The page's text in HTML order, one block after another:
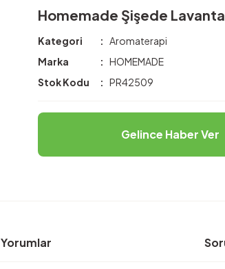
Homemade Şişede Lavanta
Kategori
Aromaterapi
Marka
HOMEMADE
Stok Kodu
PR42509
Gelince Haber Ver
Yorumlar